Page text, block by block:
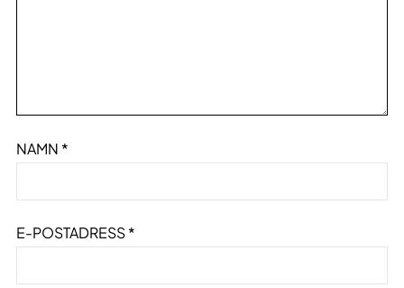
NAMN *
E-POSTADRESS*